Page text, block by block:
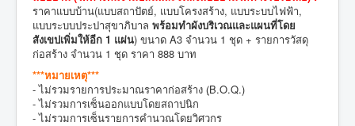
ราคาแบบบ้าน(แบบสถาปัตย์, แบบโครงสร้าง, แบบระบบไฟฟ้า,
แบบระบบประปาสุขาภิบาล พร้อมทำผังบริเวณและแผนที่โดย
สังเขปเพิ่มให้อีก 1 แผ่น) ขนาด A3 จำนวน 1 ชุด + รายการวัสดุ
ก่อสร้าง จำนวน 1 ชุด ราคา 888 บาท
***หมายเหตุ***
- ไม่รวมรายการประมาณราคาก่อสร้าง (ฺB.O.Q.)
- ไม่รวมการเซ็นออกแบบโดยสถาปนิก
- ไม่รวมการเซ็นรายการคำนวณโดยวิศวกร